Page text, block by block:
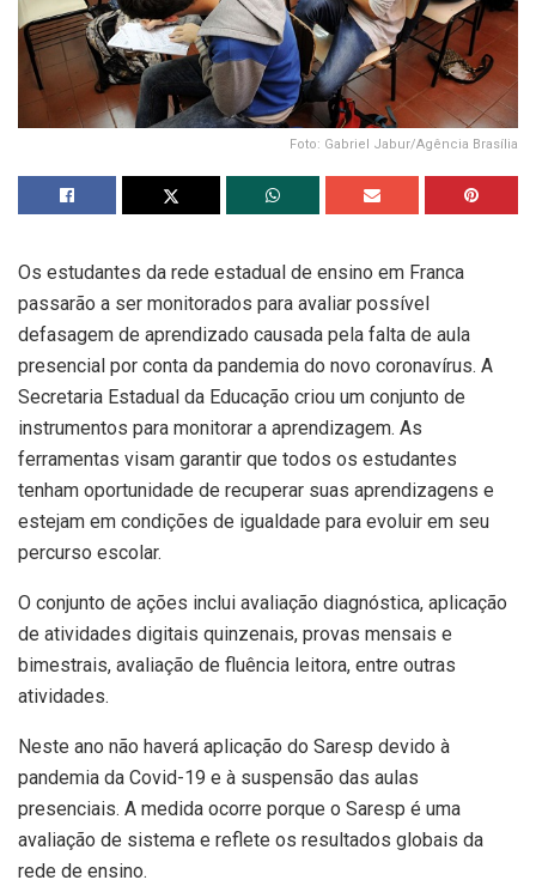
Foto: Gabriel Jabur/Agência Brasília
Os estudantes da rede estadual de ensino em Franca
passarão a ser monitorados para avaliar possível
defasagem de aprendizado causada pela falta de aula
presencial por conta da pandemia do novo coronavírus. A
Secretaria Estadual da Educação criou um conjunto de
instrumentos para monitorar a aprendizagem. As
ferramentas visam garantir que todos os estudantes
tenham oportunidade de recuperar suas aprendizagens e
estejam em condições de igualdade para evoluir em seu
percurso escolar.
O conjunto de ações inclui avaliação diagnóstica, aplicação
de atividades digitais quinzenais, provas mensais e
bimestrais, avaliação de fluência leitora, entre outras
atividades.
Neste ano não haverá aplicação do Saresp devido à
pandemia da Covid-19 e à suspensão das aulas
presenciais. A medida ocorre porque o Saresp é uma
avaliação de sistema e reflete os resultados globais da
rede de ensino.